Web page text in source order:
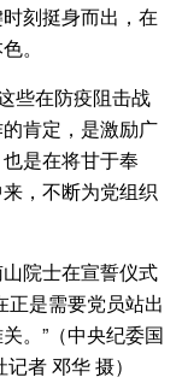
刻挺身而出，在
。
些在防疫阻击战
肯定，是激励广
是在将甘于奉
，不断为党组织
院士在宣誓仪式
正是需要党员站出
。”（中央纪委国
者 邓华 摄）